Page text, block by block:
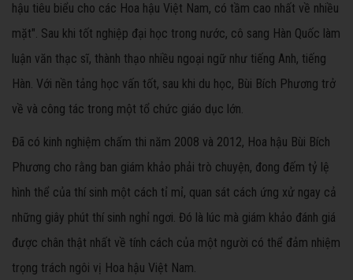
hậu tiêu biểu cho các Hoa hậu Việt Nam, có tầm cao nhất về nhiều
mặt". Sau khi tốt nghiệp đại học trong nước, cô sang Hàn Quốc làm
luận văn thạc sĩ, thành thạo nhiều ngoại ngữ như tiếng Anh, tiếng
Hàn. Với nền tảng học vấn tốt, sau khi du học, Bùi Bích Phương trở
về và công tác trong một tổ chức giáo dục lớn.
Đã có kinh nghiệm chấm thi năm 2008 và 2012, Hoa hậu Bùi Bích
Phương cho rằng ban giám khảo phải trò chuyện, đong đếm tỷ lệ
hình thể của thí sinh một cách tỉ mỉ, quan sát cách ứng xử ngay cả
những giây phút thí sinh nghỉ ngơi. Đó là lúc mà giám khảo đánh giá
được chân thật nhất về tính cách của một người có thể đảm nhiệm
trọng trách ngôi vị Hoa hậu Việt Nam.